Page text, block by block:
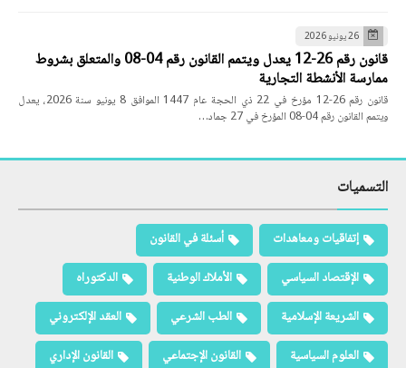
26 يونيو 2026
قانون رقم 26-12 يعدل ويتمم القانون رقم 04-08 والمتعلق بشروط
ممارسة الأنشطة التجارية
قانون رقم 26-12 مؤرخ في 22 ذي الحجة عام 1447 الموافق 8 يونيو سنة 2026، يعدل
ويتمم القانون رقم 04-08 المؤرخ في 27 جماد…
التسميات
إتفاقيات ومعاهدات
أسئلة في القانون
الإقتصاد السياسي
الأملاك الوطنية
الدكتوراه
الشريعة الإسلامية
الطب الشرعي
العقد الإلكتروني
العلوم السياسية
القانون الإجتماعي
القانون الإداري